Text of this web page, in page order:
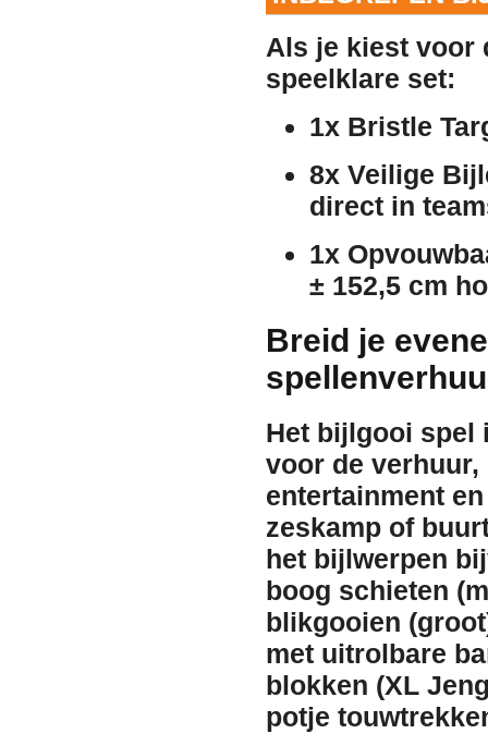
Als je kiest voor
speelklare set:
1x Bristle
8x Veilige
direct in
1x
± 152,5 cm
Breid je
Het bijlgooi spel
voor de verhuur,
entertainment
zeskamp of
het bijlwerpen
boog schieten
blikgooien
met uitrolbare
blokken (XL
potje